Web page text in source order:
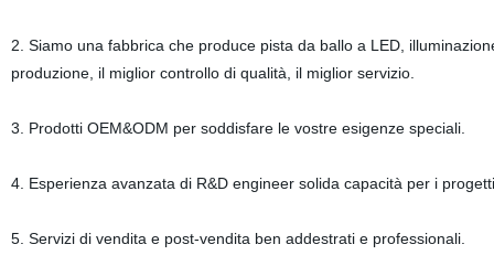
2. Siamo una fabbrica che produce pista da ballo a LED,
produzione, il miglior controllo di qualità, il miglior servizio.
3. Prodotti OEM&ODM per soddisfare le vostre esigenze speciali.
4. Esperienza avanzata di R&D engineer solida capacità per i
5. Servizi di vendita e post-vendita ben addestrati e professionali.